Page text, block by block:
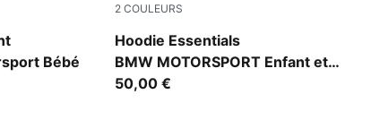
Bébé
2 COULEURS
Hoodie Essentials
BMW MOTORSPORT Enfant et
Adolescent
Pro Blue-M Color
50,00 €